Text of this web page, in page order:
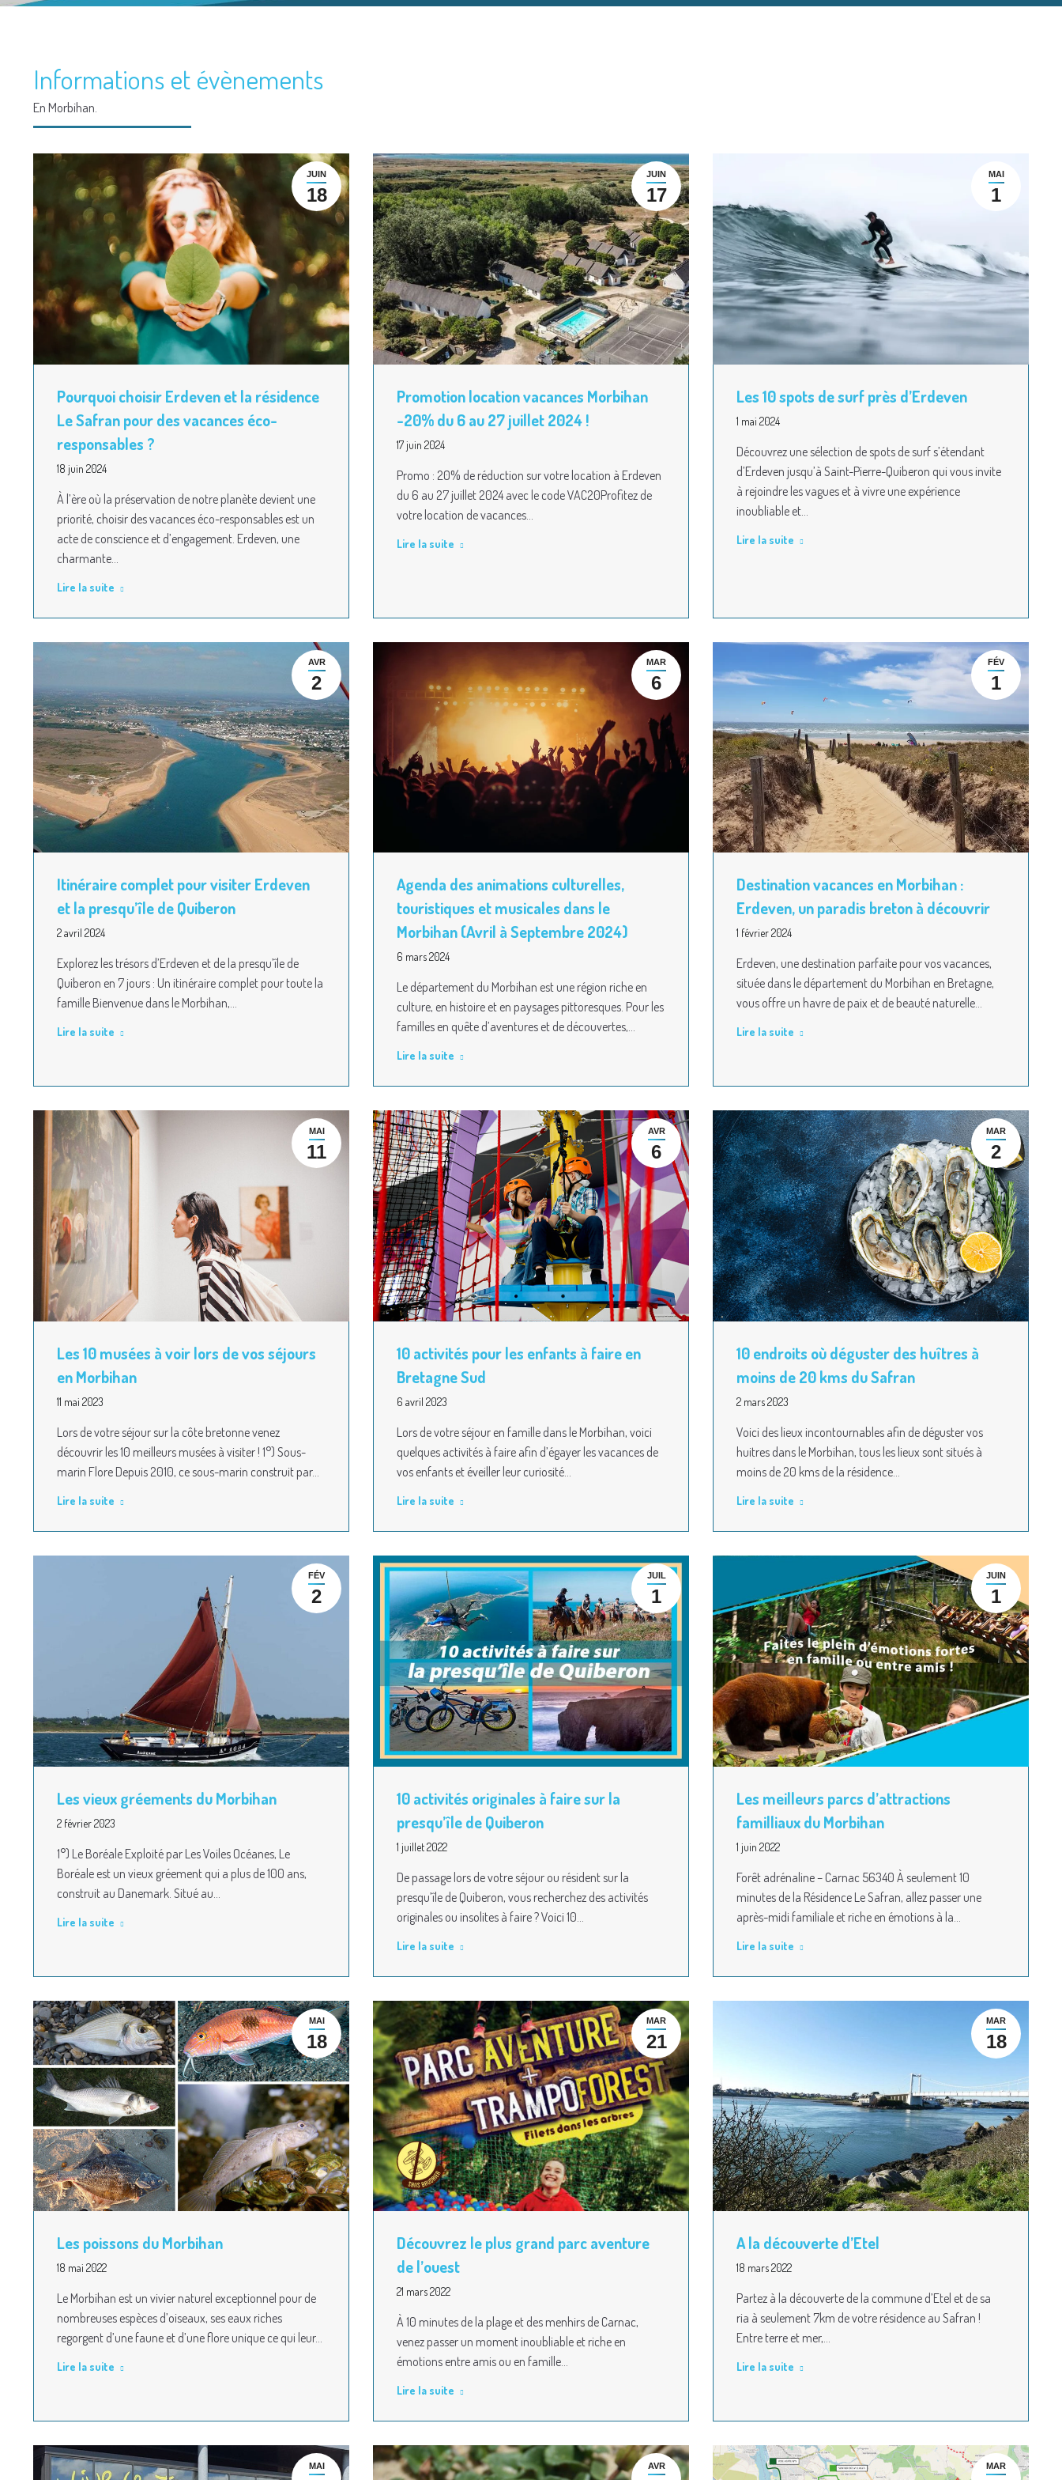
Informations et évènements
En Morbihan.
JUIN
18
Pourquoi choisir Erdeven et la résidence
Le Safran pour des vacances éco-
responsables ?
18 juin 2024
À l’ère où la préservation de notre planète devient une
priorité, choisir des vacances éco-responsables est un
acte de conscience et d’engagement. Erdeven, une
charmante…
Lire la suite
JUIN
17
Promotion location vacances Morbihan
-20% du 6 au 27 juillet 2024 !
17 juin 2024
Promo : 20% de réduction sur votre location à Erdeven
du 6 au 27 juillet 2024 avec le code VAC20Profitez de
votre location de vacances…
Lire la suite
MAI
1
Les 10 spots de surf près d’Erdeven
1 mai 2024
Découvrez une sélection de spots de surf s’étendant
d’Erdeven jusqu’à Saint-Pierre-Quiberon qui vous invite
à rejoindre les vagues et à vivre une expérience
inoubliable et…
Lire la suite
AVR
2
Itinéraire complet pour visiter Erdeven
et la presqu’île de Quiberon
2 avril 2024
Explorez les trésors d’Erdeven et de la presqu’île de
Quiberon en 7 jours : Un itinéraire complet pour toute la
famille Bienvenue dans le Morbihan,…
Lire la suite
MAR
6
Agenda des animations culturelles,
touristiques et musicales dans le
Morbihan (Avril à Septembre 2024)
6 mars 2024
Le département du Morbihan est une région riche en
culture, en histoire et en paysages pittoresques. Pour les
familles en quête d’aventures et de découvertes,…
Lire la suite
FÉV
1
Destination vacances en Morbihan :
Erdeven, un paradis breton à découvrir
1 février 2024
Erdeven, une destination parfaite pour vos vacances,
située dans le département du Morbihan en Bretagne,
vous offre un havre de paix et de beauté naturelle…
Lire la suite
MAI
11
Les 10 musées à voir lors de vos séjours
en Morbihan
11 mai 2023
Lors de votre séjour sur la côte bretonne venez
découvrir les 10 meilleurs musées à visiter ! 1°) Sous-
marin Flore Depuis 2010, ce sous-marin construit par…
Lire la suite
AVR
6
10 activités pour les enfants à faire en
Bretagne Sud
6 avril 2023
Lors de votre séjour en famille dans le Morbihan, voici
quelques activités à faire afin d’égayer les vacances de
vos enfants et éveiller leur curiosité…
Lire la suite
MAR
2
10 endroits où déguster des huîtres à
moins de 20 kms du Safran
2 mars 2023
Voici des lieux incontournables afin de déguster vos
huitres dans le Morbihan, tous les lieux sont situés à
moins de 20 kms de la résidence…
Lire la suite
FÉV
2
Les vieux gréements du Morbihan
2 février 2023
1°) Le Boréale Exploité par Les Voiles Océanes, Le
Boréale est un vieux gréement qui a plus de 100 ans,
construit au Danemark. Situé au…
Lire la suite
JUIL
1
10 activités originales à faire sur la
presqu’île de Quiberon
1 juillet 2022
De passage lors de votre séjour ou résident sur la
presqu’île de Quiberon, vous recherchez des activités
originales ou insolites à faire ? Voici 10…
Lire la suite
JUIN
1
Les meilleurs parcs d’attractions
familliaux du Morbihan
1 juin 2022
Forêt adrénaline – Carnac 56340 À seulement 10
minutes de la Résidence Le Safran, allez passer une
après-midi familiale et riche en émotions à la…
Lire la suite
MAI
18
Les poissons du Morbihan
18 mai 2022
Le Morbihan est un vivier naturel exceptionnel pour de
nombreuses espèces d’oiseaux, ses eaux riches
regorgent d’une faune et d’une flore unique ce qui leur…
Lire la suite
MAR
21
Découvrez le plus grand parc aventure
de l’ouest
21 mars 2022
À 10 minutes de la plage et des menhirs de Carnac,
venez passer un moment inoubliable et riche en
émotions entre amis ou en famille…
Lire la suite
MAR
18
A la découverte d’Etel
18 mars 2022
Partez à la découverte de la commune d’Etel et de sa
ria à seulement 7km de votre résidence au Safran !
Entre terre et mer,…
Lire la suite
MAI AVR MAR